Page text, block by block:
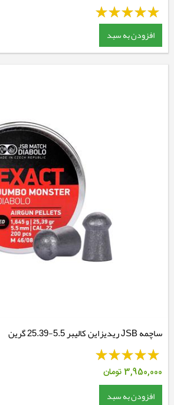
افزودن به سبد
ساچمه JSB ریدیزاین کالیبر 5.5-25.39 گرین
3,950,000تومان
افزودن به سبد